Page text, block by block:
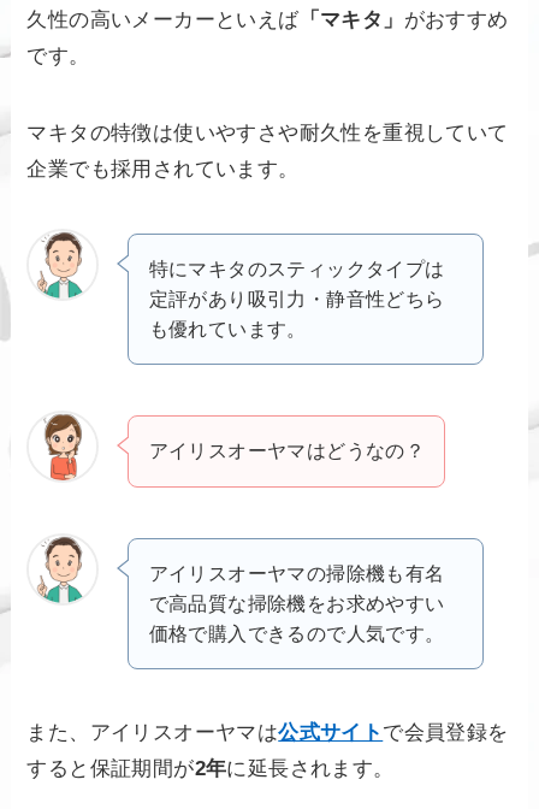
久性の高いメーカーといえば「マキタ」 がおすすめ
です。
マキタの特徴は使いやすさや耐久性を重視していて
企業でも採用されています。
特にマキタのスティックタイプは
定評があり吸引力・静音性どちら
も優れています。
アイリスオーヤマはどうなの？
アイリスオーヤマの掃除機も有名
で高品質な掃除機をお求めやすい
価格で購入できるので人気です。
また、アイリスオーヤマは公式サイト で会員登録を
すると保証期間が2年に延長されます。